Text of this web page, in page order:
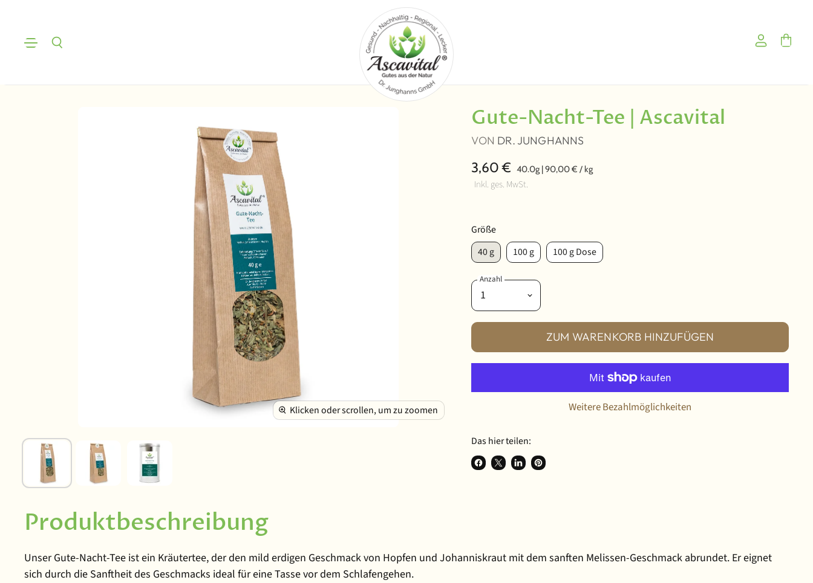
Klicken oder scrollen, um zu zoomen
Gute-Nacht-Tee | Ascavital
VON DR. JUNGHANNS
3,60 € 40.0g|90,00 € /kg
Inkl. ges. MwSt.
Größe
40 g
100 g 100 g Dose
Anzahl
ZUM WARENKORB HINZUFÜGEN
Weitere Bezahlmöglichkeiten
Das hier teilen:
Auf Facebook teilen
Teilen auf X
Auf LinkedIn teilen
Auf Pinterest anpinnen
Produktbeschreibung
Unser Gute-Nacht-Tee ist ein Kräutertee, der den mild erdigen Geschmack von Hopfen und Johanniskraut mit dem sanften Melissen-Geschmack abrundet. Er eignet
sich durch die Sanftheit des Geschmacks ideal für eine Tasse vor dem Schlafengehen.